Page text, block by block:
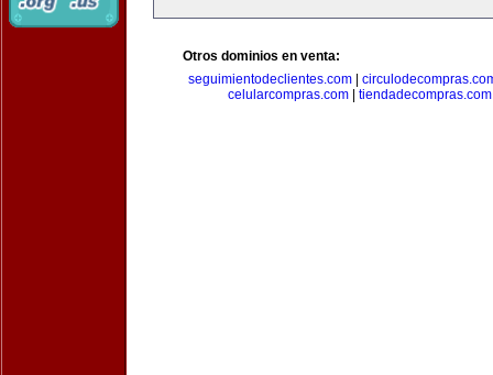
Otros dominios en venta:
seguimientodeclientes.com
celularcompras.com| tiendadecompras.com